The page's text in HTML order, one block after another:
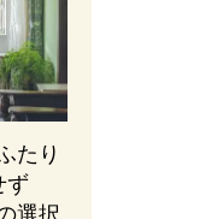
たり
ず
選択